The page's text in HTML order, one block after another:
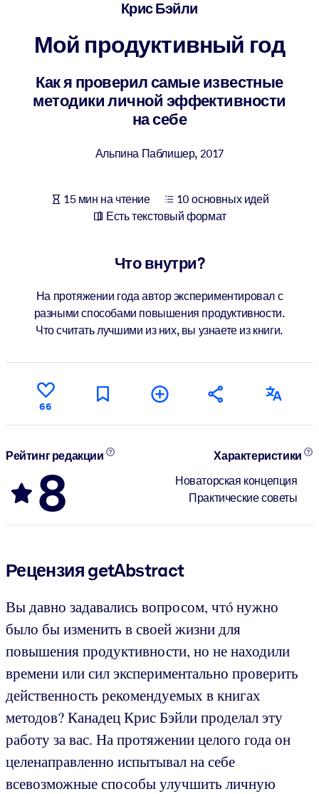
ПО СИСТЕМАМ
Интегрируйте краткие проверенные знания в вашу LMS/LXP для
лучших результатов обучения.
Обогатите корпоративную библиотеку надежными и готовыми к
Для ИИ-систем
Используйте надежные структурированные знания для
Крис Бэйли
Мой продуктивный год
Как я проверил самые известные
методики личной эффективности
на себе
Альпина Паблишер, 2017
15 мин на чтение
10 основных идей
Есть текстовый формат
Что внутри?
На протяжении года автор экспериментировал с
разными способами повышения продуктивности.
Что считать лучшими из них, вы узнаете из книги.
66
Рейтинг редакции
8
Характеристики
Новаторская концепция
Практические советы
Рецензия getAbstract
Вы давно задавались вопросом, чтó нужно
было бы изменить в своей жизни для
повышения продуктивности, но не находили
времени или сил экспериментально проверить
действенность рекомендуемых в книгах
методов? Канадец Крис Бэйли проделал эту
работу за вас. На протяжении целого года он
целенаправленно испытывал на себе
всевозможные способы улучшить личную